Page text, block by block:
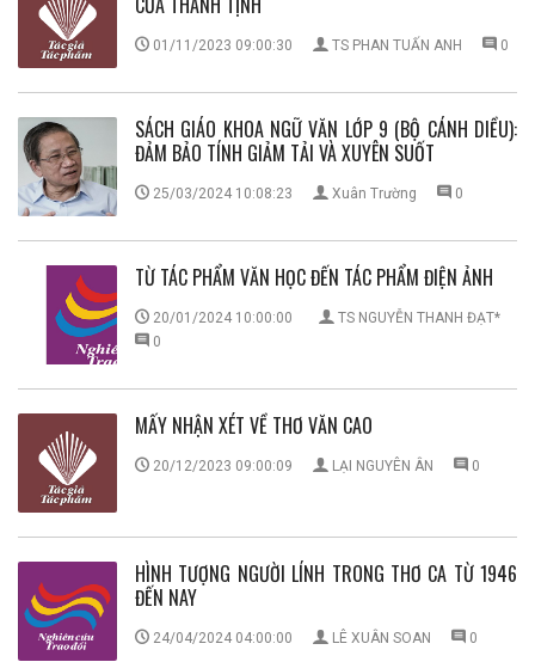
01/11/2023 09:00:30 TS PHAN TUẤN ANH 0
SÁCH GIÁO KHOA NGỮ VĂN LỚP 9 (BỘ CÁNH DIỀU):
ĐẢM BẢO TÍNH GIẢM TẢI VÀ XUYÊN SUỐT
25/03/2024 10:08:23 Xuân Trường 0
TỪ TÁC PHẨM VĂN HỌC ĐẾN TÁC PHẨM ĐIỆN ẢNH
20/01/2024 10:00:00
TS NGUYỄN THANH ĐẠT*
0
MẤY NHẬN XÉT VỀ THƠ VĂN CAO
20/12/2023 09:00:09 LẠI NGUYÊN ÂN 0
HÌNH TƯỢNG NGƯỜI LÍNH TRONG THƠ CA TỪ 1946
ĐẾN NAY
24/04/2024 04:00:00 LÊ XUÂN SOAN 0